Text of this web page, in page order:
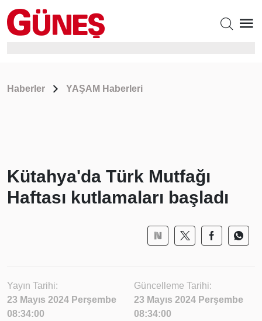
Haberler YAŞAM Haberleri
Kütahya'da Türk Mutfağı
Haftası kutlamaları başladı
Yayın Tarihi:
23 Mayıs 2024 Perşembe
08:34:00
Güncelleme Tarihi:
23 Mayıs 2024 Perşembe
08:34:00